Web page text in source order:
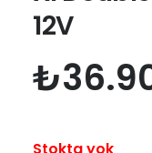
12V
₺